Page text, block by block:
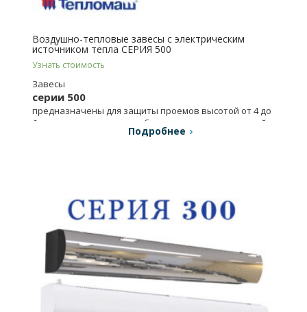
Воздушно-тепловые завесы с электрическим
источником тепла СЕРИЯ 500
Узнать стоимость
Завесы
серии 500
предназначены для защиты проемов высотой от 4 до
6 м магазинов, складов, обществ. и промышл. зданий.
Подробнее